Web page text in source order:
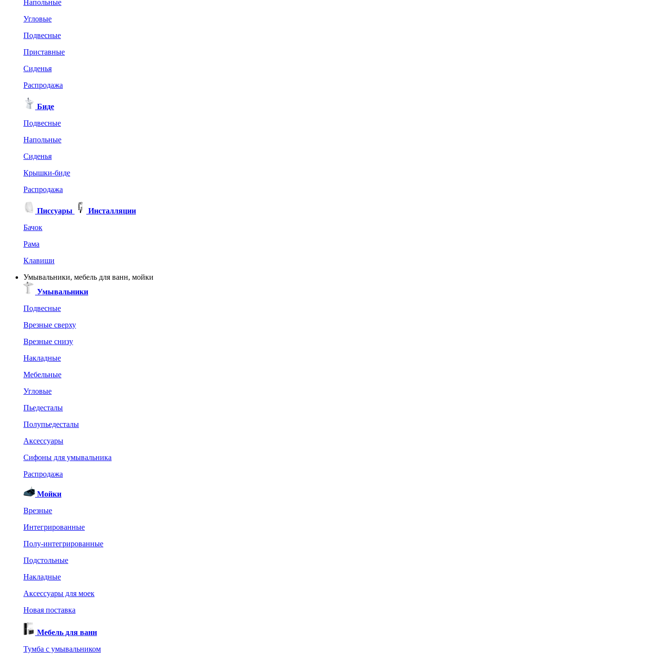
Напольные
Угловые
Подвесные
Приставные
Сиденья
Распродажа
Биде
Подвесные
Напольные
Сиденья
Крышки-биде
Распродажа
Писсуары
Инсталляции
Бачок
Рама
Клавиши
Умывальники, мебель для ванн, мойки
Умывальники
Подвесные
Врезные сверху
Врезные снизу
Накладные
Мебельные
Угловые
Пьедесталы
Полупьедесталы
Аксессуары
Сифоны для умывальника
Распродажа
Мойки
Врезные
Интегрированные
Полу-интегрированные
Подстольные
Накладные
Аксессуары для моек
Новая поставка
Мебель для ванн
Тумба с умывальником